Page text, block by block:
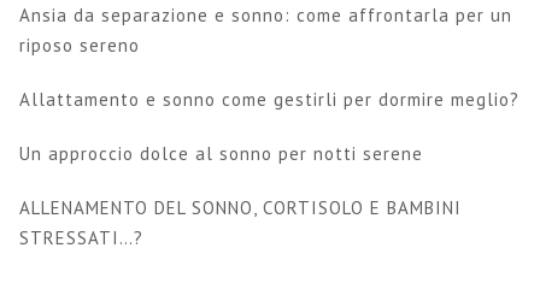
Ansia da separazione e sonno: come affrontarla per un
riposo sereno
Allattamento e sonno come gestirli per dormire meglio?
Un approccio dolce al sonno per notti serene
ALLENAMENTO DEL SONNO, CORTISOLO E BAMBINI
STRESSATI…?